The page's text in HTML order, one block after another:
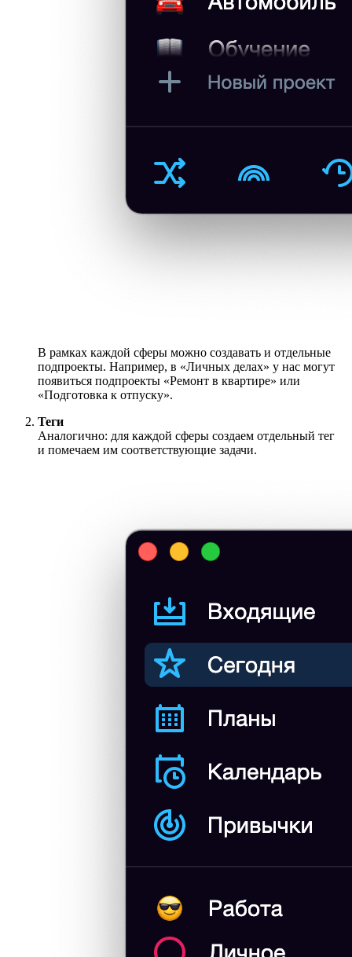
В рамках каждой сферы можно создавать и отдельные
подпроекты. Например, в «Личных делах» у нас могут
появиться подпроекты «Ремонт в квартире» или
«Подготовка к отпуску».
Теги
Аналогично: для каждой сферы создаем отдельный тег
и помечаем им соответствующие задачи.